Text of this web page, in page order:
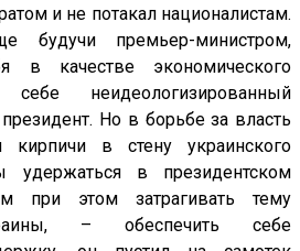
и не потакал националистам.
премьер-министром,
в качестве экономического
неидеологизированный
Но в борьбе за власть
в стену украинского
удержаться в президентском
при этом затрагивать тему
– обеспечить себе